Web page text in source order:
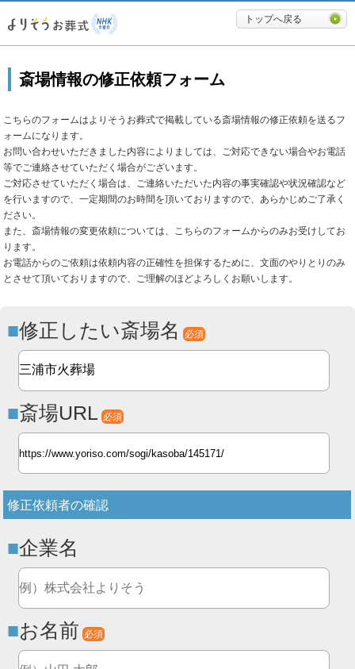
必要最低限に絞ったよりそうお
トップへ戻る
斎場情報の修正依頼フォーム
こちらのフォームはよりそうお葬式で掲載している斎場情報の修正依頼を送るフ
ォームになります。
お問い合わせいただきました内容によりましては、ご対応できない場合やお電話
等でご連絡させていただく場合がございます。
ご対応させていただく場合は、ご連絡いただいた内容の事実確認や状況確認など
を行いますので、一定期間のお時間を頂いておりますので、あらかじめご了承く
ださい。
また、斎場情報の変更依頼については、こちらのフォームからのみお受けしてお
ります。
お電話からのご依頼は依頼内容の正確性を担保するために、文面のやりとりのみ
とさせて頂いておりますので、ご理解のほどよろしくお願いします。
修正したい斎場名 必須
斎場URL 必須
修正依頼者の確認
企業名
お名前 必須